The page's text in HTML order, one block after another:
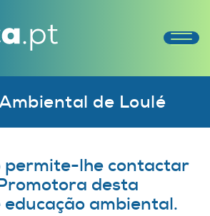
de Loulé
permite-lhe contactar
desta
ambiental.